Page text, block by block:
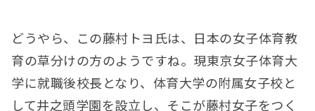
どうやら、この藤村トヨ氏は、日本の女子体育教
育の草分けの方のようですね。現東京女子体育大
学に就職後校長となり、体育大学の附属女子校と
して井之頭学園を設立し、そこが藤村女子をつく